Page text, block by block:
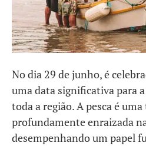
No dia 29 de junho, é
uma data significativa para
toda a região. A pesca é
profundamente enraizada
desempenhando um papel